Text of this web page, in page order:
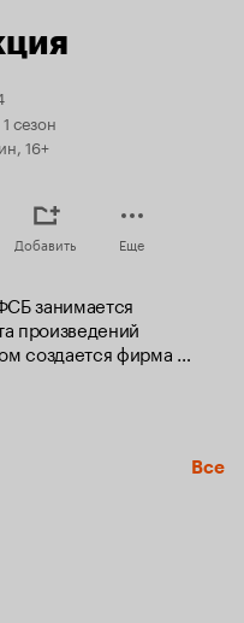
сезон
16+
Добавить Еще
занимается
произведений
создается фирма
в оценке антиквариата
в эту фирму
Все